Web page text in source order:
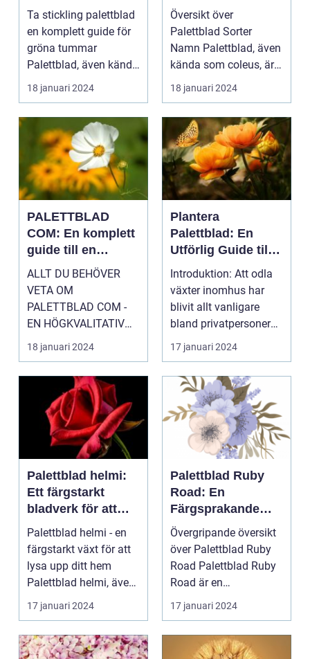
gröna tummar
Ta stickling palettblad
en komplett guide för
gröna tummar
Palettblad, även känd
som krukpelargon ...
18 januari 2024
till denna populära
växt
Översikt över
Palettblad Sorter
Namn Palettblad, även
kända som coleus, är
en färgglad och
populär ...
18 januari 2024
PALETTBLAD
COM: En komplett
guide till en
trendig
inomhusväxt
ALLT DU BEHÖVER
VETA OM
PALETTBLAD COM -
EN HÖGKVALITATIV
ÖVERSIKT Introduktion
Palettblad com, ell...
18 januari 2024
Plantera
Palettblad: En
Utförlig Guide till
Populära
Inomhusväxter
Introduktion: Att odla
växter inomhus har
blivit allt vanligare
bland privatpersoner
för att skapa e...
17 januari 2024
Palettblad helmi:
Ett färgstarkt
bladverk för att
lysa upp ditt hem
Palettblad helmi - en
färgstarkt växt för att
lysa upp ditt hem
Palettblad helmi, även
känt som col...
17 januari 2024
Palettblad Ruby
Road: En
Färgsprakande
Favorit för
Hemmet
Övergripande översikt
över Palettblad Ruby
Road Palettblad Ruby
Road är en
prydnadsväxt som har
bli...
17 januari 2024